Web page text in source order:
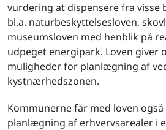
vurdering at dispensere fra visse
bl.a. naturbeskyttelsesloven,
museumsloven med henblik på
udpeget energipark. Loven giver
muligheder for planlægning af
kystnærhedszonen.
Kommunerne får med loven
planlægning af erhvervsarealer i